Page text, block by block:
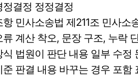
정결정 정정결정
항 민사소송법 제211조 민사소
류 계산 착오, 문장 구조, 누락
식 법원이 판단 내용 일부 수정
준 판결 내용 바꾸는 경우 포함